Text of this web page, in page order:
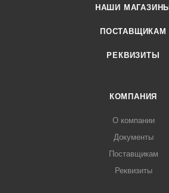
НАШИ МАГАЗИНЫ
ПОСТАВЩИКАМ
РЕКВИЗИТЫ
КОМПАНИЯ
О компании
Документы
Поставщикам
Реквизиты